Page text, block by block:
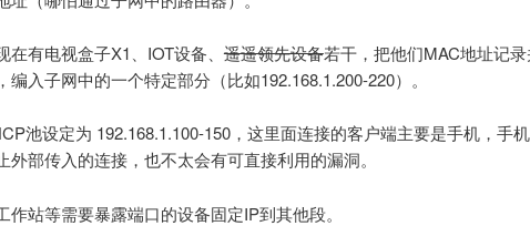
在有电视盒子X1、IOT设备、遥遥领先设备若干，把他们MAC地址记
编入子网中的一个特定部分（比如192.168.1.200-220）。
池设定为 192.168.1.100-150，这里面连接的客户端主要是手机，手
外部传入的连接，也不太会有可直接利用的漏洞。
作站等需要暴露端口的设备固定IP到其他段。